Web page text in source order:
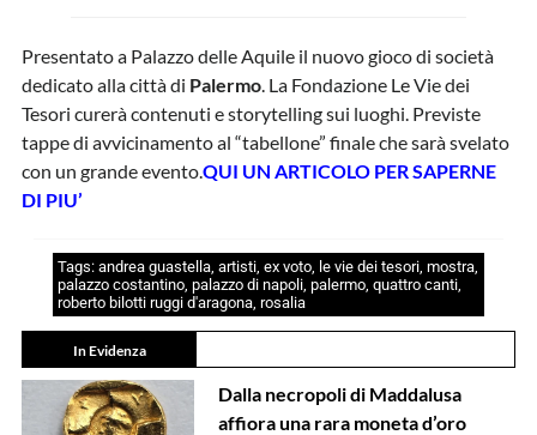
Presentato a Palazzo delle Aquile il nuovo gioco di società
dedicato alla città di Palermo. La Fondazione Le Vie dei
Tesori curerà contenuti e storytelling sui luoghi. Previste
tappe di avvicinamento al “tabellone” finale che sarà svelato
con un grande evento.QUI UN ARTICOLO PER SAPERNE
DI PIU’
Tags: andrea guastella, artisti, ex voto, le vie dei tesori, mostra,
palazzo costantino, palazzo di napoli, palermo, quattro canti,
roberto bilotti ruggi d'aragona, rosalia
In Evidenza
Dalla necropoli di Maddalusa
affiora una rara moneta d’oro